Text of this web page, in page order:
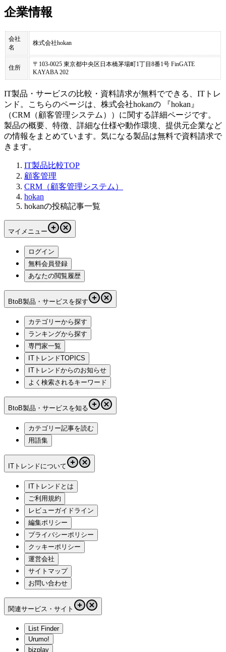
企業情報
会社
名
株式会社hokan
住所
〒103-0025 東京都中央区日本橋茅場町1丁目8番1号 FinGATE
KAYABA 202
IT製品・サービスの比較・資料請求が無料でできる、ITトレ
ンド。こちらのページは、 株式会社hokanの 『hokan 』
（CRM（顧客管理システム）
）に関する詳細ページです。
製品の概要、特徴、詳細な仕様や動作環境、提供元企業など
の情報をまとめています。気になる製品は無料で資料請求で
きます。
IT製品比較TOP
顧客管理
CRM（顧客管理システム）
hokan
hokanの投稿記事一覧
マイメニュー
ログイン
無料会員登録
あなたの閲覧履歴
BtoB製品・サービスを探す
カテゴリーから探す
ランキングから探す
専門家一覧
ITトレンドTOPICS
ITトレンドからのお知らせ
よく検索されるキーワード
BtoB製品・サービスを知る
カテゴリー記事を読む
用語集
ITトレンドについて
ITトレンドとは
ご利用規約
レビューガイドライン
編集ポリシー
プライバシーポリシー
クッキーポリシー
運営会社
サイトマップ
お問い合わせ
関連サービス・サイト
List Finder
Urumo!
bizplay